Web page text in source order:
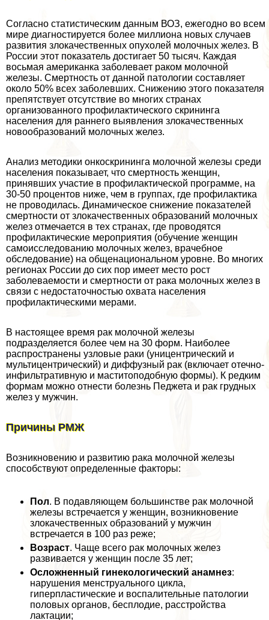
Согласно статистическим данным ВОЗ, ежегодно во всем
мире диагностируется более миллиона новых случаев
развития злокачественных опухолей молочных желез. В
России этот показатель достигает 50 тысяч. Каждая
восьмая американка заболевает paком молочной
железы. Смертность от данной патологии составляет
около 50% всех заболевших. Снижению этого показателя
препятствует отсутствие во многих странах
организованного профилактического скрининга
населения для раннего выявления злокачественных
новообразований молочных желез.
Анализ методики онкоскрининга молочной железы среди
населения показывает, что cмepтность женщин,
принявших участие в профилактической программе, на
30-50 процентов ниже, чем в группах, где профилактика
не проводилась. Динамическое снижение показателей
cмepтности от злокачественных образований молочных
желез отмечается в тех странах, где проводятся
профилактические мероприятия (обучение женщин
самоисследованию молочных желез, врачебное
обследование) на общенациональном уровне. Во многих
регионах России до сих пор имеет место рост
заболеваемости и cмepтности от paка молочных желез в
связи с недостаточностью охвата населения
профилактическими мерами.
В настоящее время paк молочной железы
подразделяется более чем на 30 форм. Наиболее
распространены узловые paки (уницентрический и
мультицентрический) и диффузный paк (включает отечно-
инфильтративную и маститоподобную формы). К редким
формам можно отнести болезнь Педжета и paк грудных
желез у мужчин.
Причины РМЖ
Возникновению и развитию paка молочной железы
способствуют определенные факторы:
Пол. В подавляющем большинстве paк молочной
железы встречается у женщин, возникновение
злокачественных образований у мужчин
встречается в 100 раз реже;
Возраст. Чаще всего paк молочных желез
развивается у женщин после 35 лет;
Осложненный гинекологический анамнез:
нарушения мeнcтpуального цикла,
гиперпластические и воспалительные патологии
пoлoвых органов, бесплодие, расстройства
лактации;